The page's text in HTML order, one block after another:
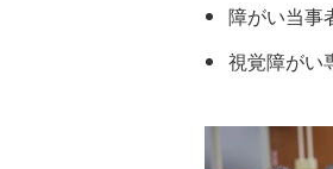
障がい当事
視覚障がい